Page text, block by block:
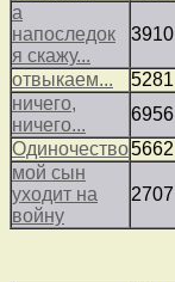
а
напоследок
я скажу...
3910
отвыкаем... 5281
ничего,
ничего...
6956
Одиночество5662
мой сын
уходит на
войну
2707